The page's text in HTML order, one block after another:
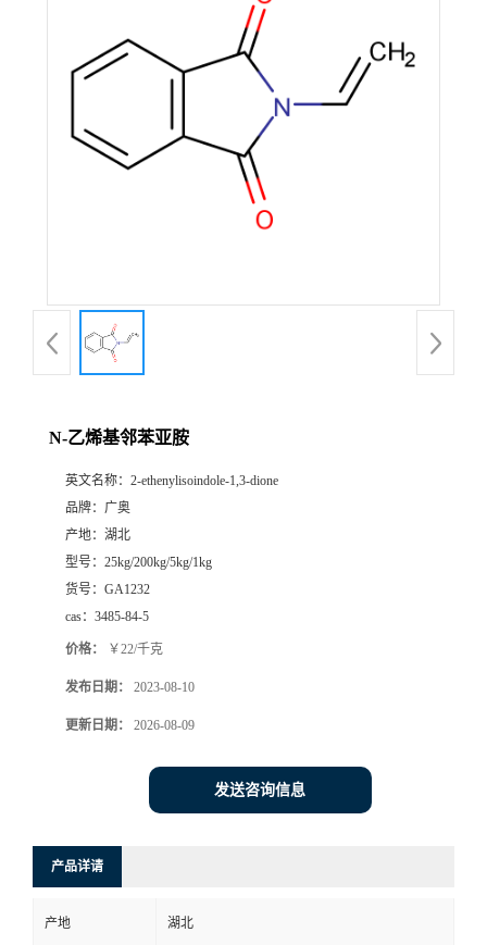
N-乙烯基邻苯亚胺
英文名称： 2-ethenylisoindole-1,3-dione
品牌： 广奥
产地： 湖北
型号： 25kg/200kg/5kg/1kg
货号： GA1232
cas： 3485-84-5
价格： ￥22/千克
发布日期： 2023-08-10
更新日期： 2026-08-09
发送咨询信息
产品详请
产地 湖北